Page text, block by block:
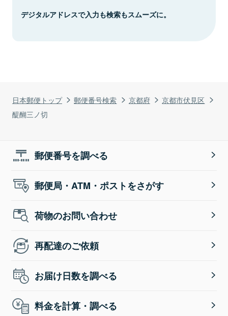
日本郵便トップ 郵便番号検索 京都府
京都市伏見区
醍醐三ノ切
デジタルアドレスで入力も検索もスムーズに。
郵便番号を調べる
郵便局・ATM・ポストをさがす
荷物のお問い合わせ
再配達のご依頼
お届け日数を調べる
料金を計算・調べる